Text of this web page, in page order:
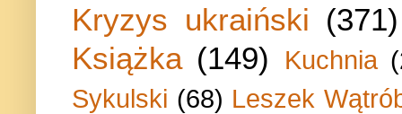
Kryzys ukraiński (371)
Książka (149) Kuchnia
Sykulski (68) Leszek